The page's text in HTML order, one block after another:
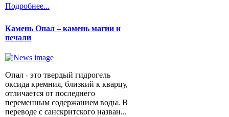
Подробнее...
Камень Опал – камень магии и
печали
Опал - это твердый гидрогель
оксида кремния, близкий к кварцу,
отличается от последнего
переменным содержанием воды. В
переводе с санскритского назван...